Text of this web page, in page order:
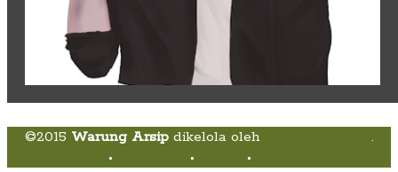
©2015 Warung Arsipdikelola oleh
.
• • •